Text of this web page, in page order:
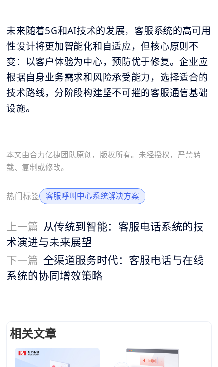
未来随着5G和AI技术的发展，客服系统的高可用
性设计将更加智能化和自适应，但核心原则不
变：以客户体验为中心，预防优于修复。企业应
根据自身业务需求和风险承受能力，选择适合的
技术路线，分阶段构建坚不可摧的客服通信基础
设施。
本文由合力亿捷团队原创，版权所有。未经授权，严禁转
载、复制或修改。
热门标签 客服呼叫中心系统解决方案
上一篇 从传统到智能：客服电话系统的技
术演进与未来展望
下一篇 全渠道服务时代：客服电话与在线
系统的协同增效策略
相关文章